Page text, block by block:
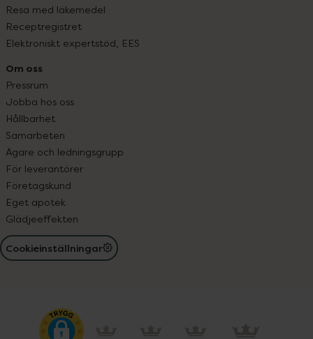
Resa med läkemedel
Receptregistret
Elektroniskt expertstöd, EES
Om oss
Pressrum
Jobba hos oss
Hållbarhet
Samarbeten
Ägare och ledningsgrupp
För leverantörer
Företagskund
Eget apotek
Glädjeeffekten
Cookieinställningar